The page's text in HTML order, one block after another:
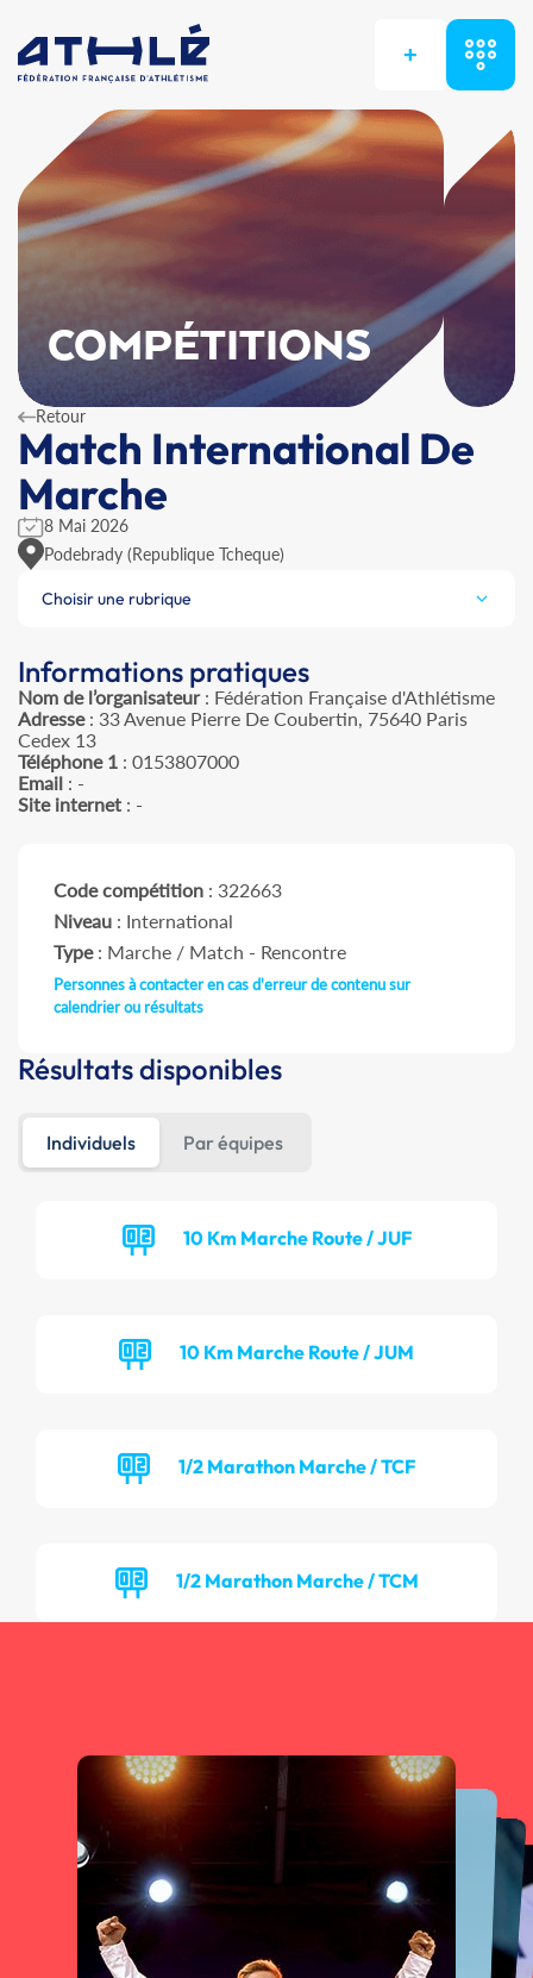
+
COMPÉTITIONS
Retour
Match International De
Marche
8 Mai 2026
Podebrady (Republique Tcheque)
Choisir une rubrique
Informations pratiques
Nom de l’organisateur: Fédération Française d'Athlétisme
Adresse: 33 Avenue Pierre De Coubertin, 75640 Paris
Cedex 13
Téléphone 1 : 0153807000
Email : -
Site internet : -
Code compétition : 322663
Niveau : International
Type: Marche / Match - Rencontre
Personnes à contacter en cas d'erreur de contenu sur
calendrier ou résultats
Résultats disponibles
Individuels Par équipes
10 Km Marche Route / JUF
10 Km Marche Route / JUM
1/2 Marathon Marche / TCF
1/2 Marathon Marche / TCM